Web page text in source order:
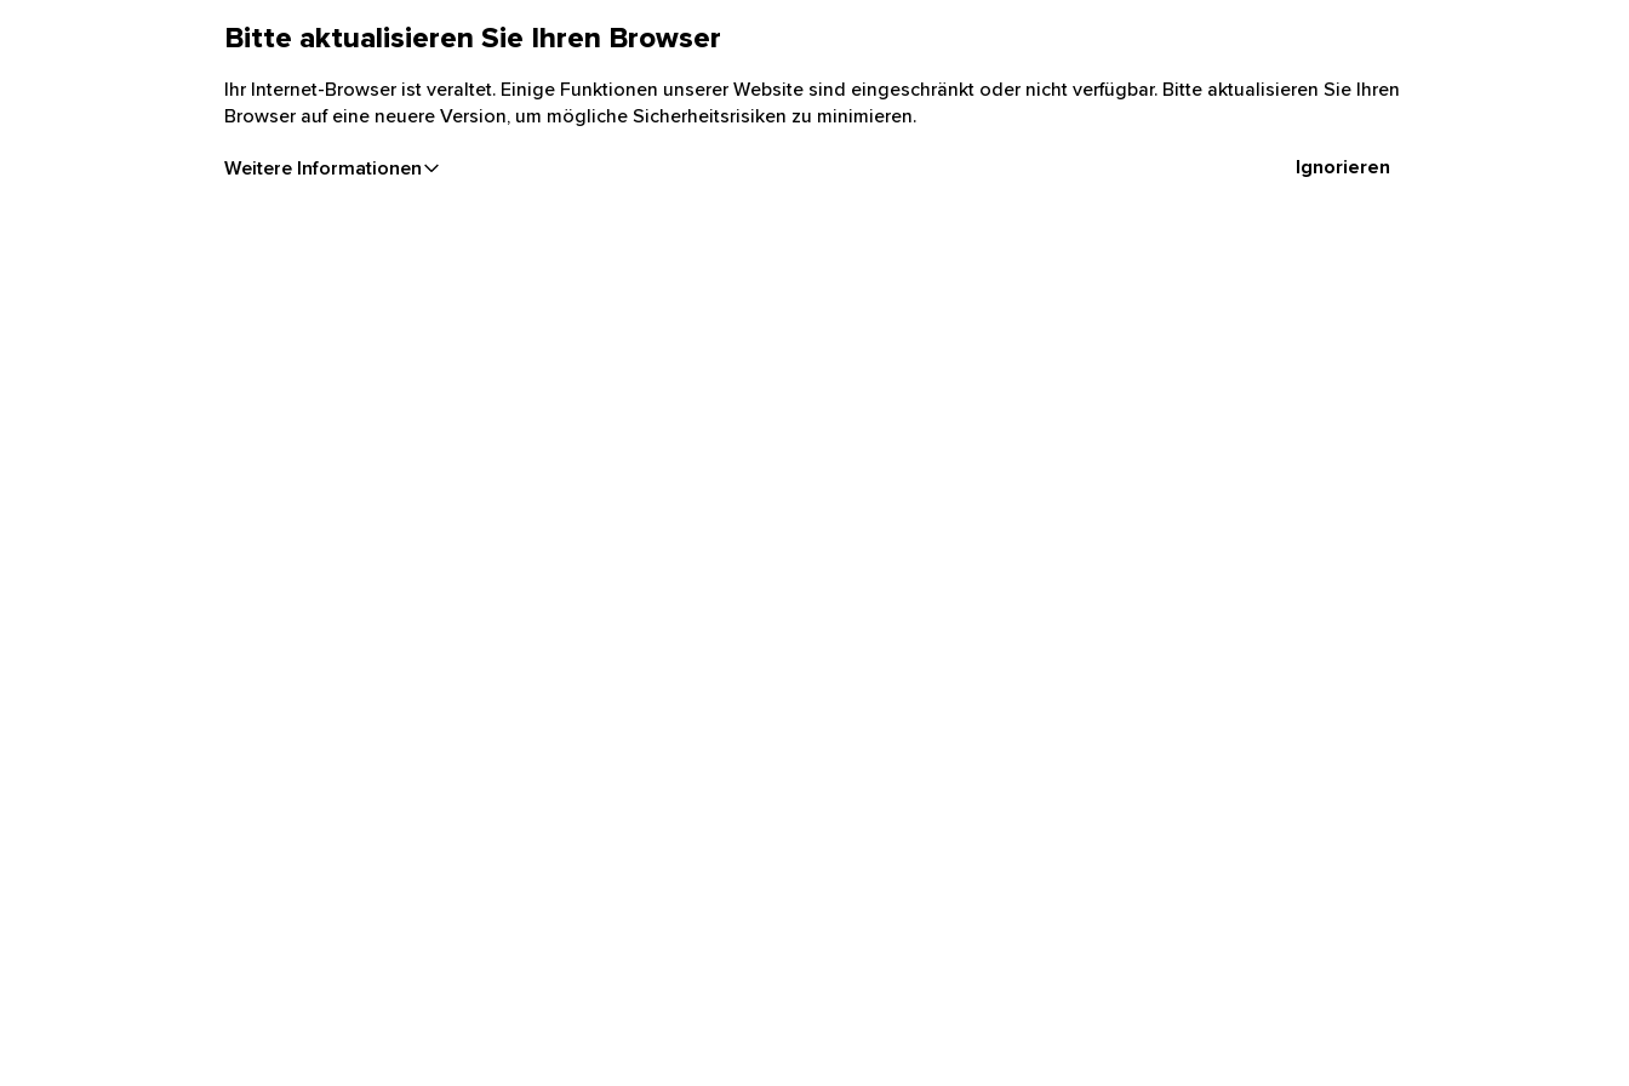
Bitte aktualisieren Sie Ihren Browser
Ihr Internet-Browser ist veraltet. Einige Funktionen unserer Website sind eingeschränkt oder nicht verfügbar. Bitte aktualisieren Sie Ihren
Browser auf eine neuere Version, um mögliche Sicherheitsrisiken zu minimieren.
Weitere Informationen Ignorieren